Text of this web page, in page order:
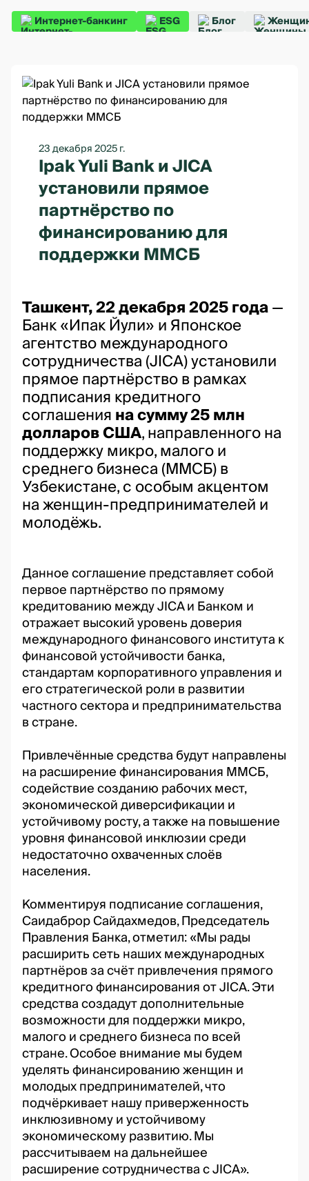
Интернет-банкинг ESG Блог
23 декабря 2025 г.
Ipak Yuli Bank и JICA
установили прямое
партнёрство по
финансированию для
поддержки ММСБ
Ташкент, 22 декабря 2025 года—
Банк «Ипак Йули» и Японское
агентство международного
сотрудничества (JICA) установили
прямое партнёрство в рамках
подписания кредитного
соглашенияна сумму 25 млн
долларов США, направленного на
поддержку микро, малого и
среднего бизнеса (ММСБ) в
Узбекистане, с особым акцентом
на женщин-предпринимателей и
молодёжь.
Данное соглашение представляет собой
первое партнёрство по прямому
кредитованию между JICA и Банком и
отражает высокий уровень доверия
международного финансового института к
финансовой устойчивости банка,
стандартам корпоративного управления и
его стратегической роли в развитии
частного сектора и предпринимательства
в стране.
Привлечённые средства будут направлены
на расширение финансирования ММСБ,
содействие созданию рабочих мест,
экономической диверсификации и
устойчивому росту, а также на повышение
уровня финансовой инклюзии среди
недостаточно охваченных слоёв
населения.
Комментируя подписание соглашения,
Саидаброр Сайдахмедов, Председатель
Правления Банка, отметил: «Мы рады
расширить сеть наших международных
партнёров за счёт привлечения прямого
кредитного финансирования от JICA. Эти
средства создадут дополнительные
возможности для поддержки микро,
малого и среднего бизнеса по всей
стране. Особое внимание мы будем
уделять финансированию женщин и
молодых предпринимателей, что
подчёркивает нашу приверженность
инклюзивному и устойчивому
экономическому развитию. Мы
рассчитываем на дальнейшее
расширение сотрудничества с JICA».